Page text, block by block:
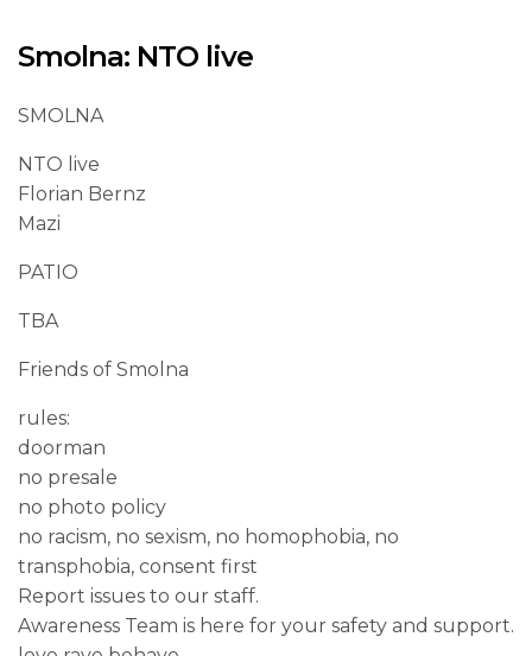
Smolna: NTO live
SMOLNA
NTO live
Florian Bernz
Mazi
PATIO
TBA
Friends of Smolna
rules:
doorman
no presale
no photo policy
no racism, no sexism, no homophobia, no
transphobia, consent first
Report issues to our staff.
Awareness Team is here for your safety and support.